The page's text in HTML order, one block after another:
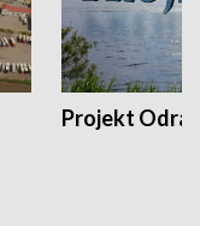
Projekt Odra